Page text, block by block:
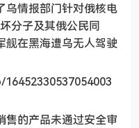
乌情报部门针对俄核电
分子及其俄公民同
舰在黑海遭乌无人驾驶
售的产品未通过安全审